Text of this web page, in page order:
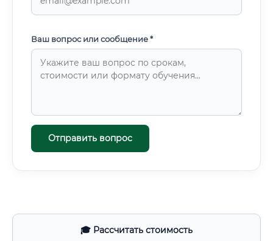
🎓 Рассчитать стоимость
Ваш вопрос или сообщение *
Отправить вопрос